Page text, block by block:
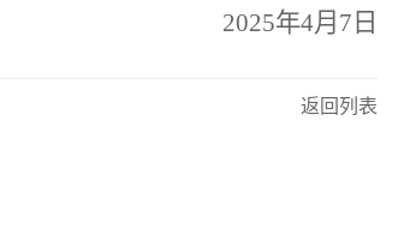
2025年4月 7 日
返回列表